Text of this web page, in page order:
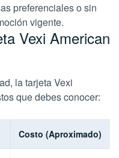
preferenciales o sin
vigente.
Vexi American
la tarjeta Vexi
que debes conocer:
Costo (Aproximado)